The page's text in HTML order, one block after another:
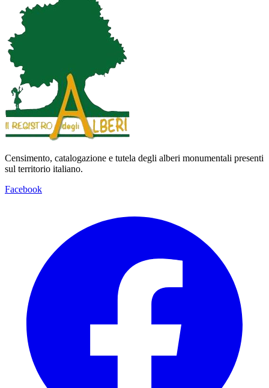
Censimento, catalogazione e tutela degli alberi monumentali presenti
sul territorio italiano.
Facebook